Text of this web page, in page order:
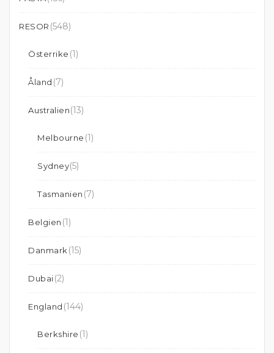
RESOR (548)
Österrike (1)
Åland (7)
Australien(13)
Melbourne (1)
Sydney(5)
Tasmanien (7)
Belgien (1)
Danmark (15)
Dubai(2)
England (144)
Berkshire (1)